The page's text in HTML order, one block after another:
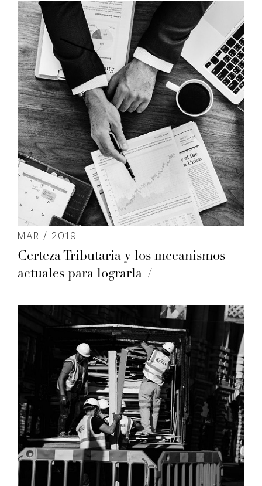
MAR / 2019
Certeza Tributaria y los mecanismos
actuales para lograrla